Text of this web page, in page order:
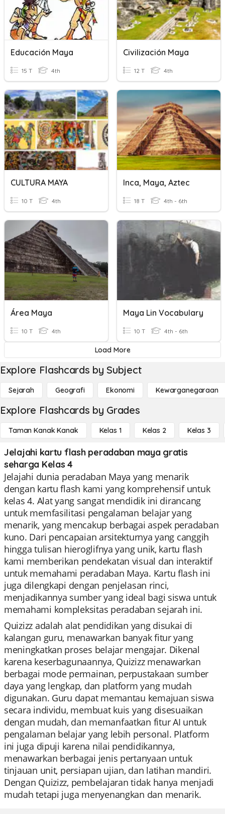
Educación Maya
15 T 4th
Civilización Maya
12 T 4th
CULTURA MAYA
10 T 4th
Inca, Maya, Aztec
18 T 4th - 6th
Área Maya
10 T 4th
Maya Lin Vocabulary
10 T 4th - 6th
Load More
Explore Flashcards by Subject
Sejarah Geografi Ekonomi Kewarganegaraan
Explore Flashcards by Grades
Taman Kanak Kanak Kelas 1 Kelas 2 Kelas 3
Jelajahi kartu flash peradaban maya gratis
seharga Kelas 4
Jelajahi dunia peradaban Maya yang menarik
dengan kartu flash kami yang komprehensif untuk
kelas 4. Alat yang sangat mendidik ini dirancang
untuk memfasilitasi pengalaman belajar yang
menarik, yang mencakup berbagai aspek peradaban
kuno. Dari pencapaian arsitekturnya yang canggih
hingga tulisan hieroglifnya yang unik, kartu flash
kami memberikan pendekatan visual dan interaktif
untuk memahami peradaban Maya. Kartu flash ini
juga dilengkapi dengan penjelasan rinci,
menjadikannya sumber yang ideal bagi siswa untuk
memahami kompleksitas peradaban sejarah ini.
Quizizz adalah alat pendidikan yang disukai di
kalangan guru, menawarkan banyak fitur yang
meningkatkan proses belajar mengajar. Dikenal
karena keserbagunaannya, Quizizz menawarkan
berbagai mode permainan, perpustakaan sumber
daya yang lengkap, dan platform yang mudah
digunakan. Guru dapat memantau kemajuan siswa
secara individu, membuat kuis yang disesuaikan
dengan mudah, dan memanfaatkan fitur AI untuk
pengalaman belajar yang lebih personal. Platform
ini juga dipuji karena nilai pendidikannya,
menawarkan berbagai jenis pertanyaan untuk
tinjauan unit, persiapan ujian, dan latihan mandiri.
Dengan Quizizz, pembelajaran tidak hanya menjadi
mudah tetapi juga menyenangkan dan menarik.